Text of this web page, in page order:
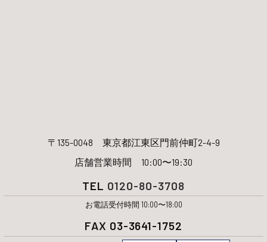
〒135-0048 東京都江東区門前仲町2-4-9
店舗営業時間 10:00〜19:30
TEL 0120-80-3708
お電話受付時間 10:00〜18:00
FAX 03-3641-1752